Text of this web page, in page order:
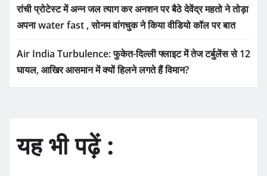
रांची प्रोटेस्ट में अन्न जल त्याग कर अनशन पर बैठे देवेंद्र महतो ने तोड़ा
अपना water fast , सोनम वांगचुक ने किया वीडियो कॉल पर बात
Air India Turbulence: फुकेत-दिल्ली फ्लाइट में तेज टर्बुलेंस से 12
घायल, आखिर आसमान में क्यों हिलने लगते हैं विमान?
यह भी पढ़ें :